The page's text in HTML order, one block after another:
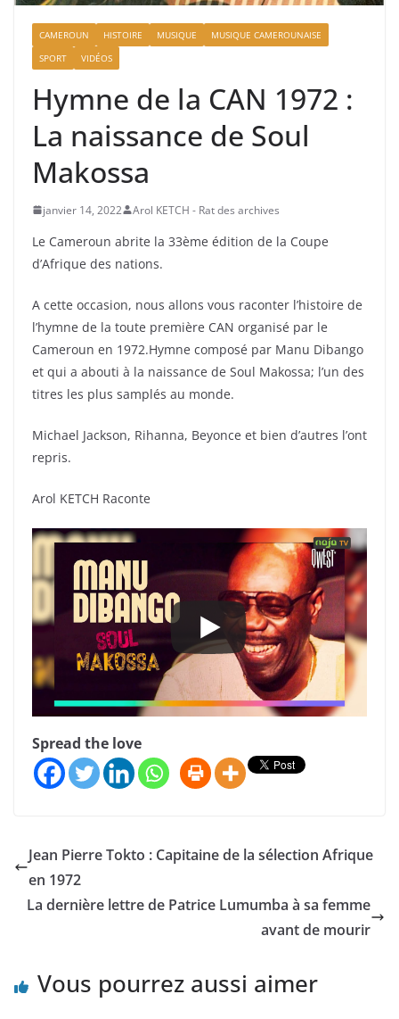
CAMEROUN HISTOIRE MUSIQUE
MUSIQUE CAMEROUNAISE
SPORT
VIDÉOS
Hymne de la CAN 1972 :
La naissance de Soul
Makossa
janvier 14, 2022 Arol KETCH - Rat des archives
Le Cameroun abrite la 33ème édition de la Coupe
d’Afrique des nations.
A cette occasion, nous allons vous raconter l’histoire de
l’hymne de la toute première CAN organisé par le
Cameroun en 1972.Hymne composé par Manu Dibango
et qui a abouti à la naissance de Soul Makossa; l’un des
titres les plus samplés au monde.
Michael Jackson, Rihanna, Beyonce et bien d’autres l’ont
repris.
Arol KETCH Raconte
Spread the love
Jean Pierre Tokto : Capitaine de la sélection Afrique
en 1972
La dernière lettre de Patrice Lumumba à sa femme
avant de mourir
Vous pourrez aussi aimer